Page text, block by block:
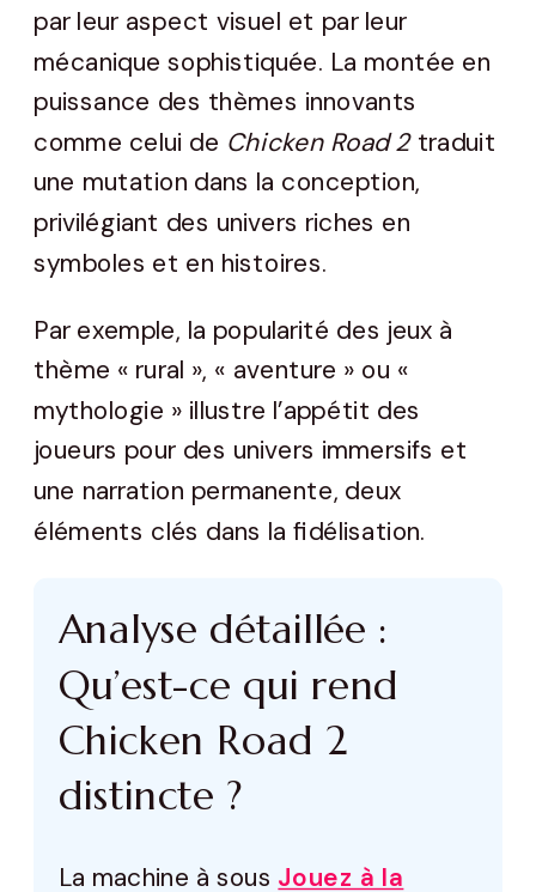
par leur aspect visuel et par leur
mécanique sophistiquée. La montée en
puissance des thèmes innovants
comme celui de Chicken Road 2traduit
une mutation dans la conception,
privilégiant des univers riches en
symboles et en histoires.
Par exemple, la popularité des jeux à
thème « rural », « aventure » ou «
mythologie » illustre l’appétit des
joueurs pour des univers immersifs et
une narration permanente, deux
éléments clés dans la fidélisation.
Analyse détaillée :
Qu’est-ce qui rend
Chicken Road 2
distincte ?
La machine à sousJouez à la